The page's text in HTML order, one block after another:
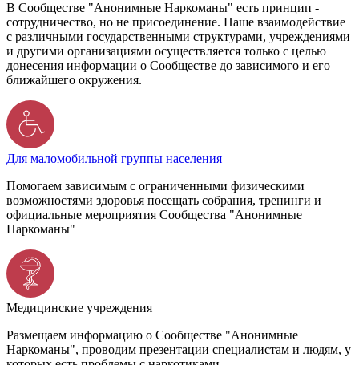
В Сообществе "Анонимные Наркоманы" есть принцип -
сотрудничество, но не присоединение. Наше взаимодействие
с различными государственными структурами, учреждениями
и другими организациями осуществляется только с целью
донесения информации о Сообществе до зависимого и его
ближайшего окружения.
Для маломобильной группы населения
Помогаем зависимым с ограниченными физическими
возможностями здоровья посещать собрания, тренинги и
официальные мероприятия Сообщества "Анонимные
Наркоманы"
Медицинские учреждения
Размещаем информацию о Сообществе "Анонимные
Наркоманы", проводим презентации специалистам и людям, у